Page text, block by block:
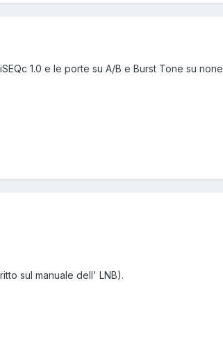
1.0 e le porte su A/B e Burst Tone su none
sul manuale dell' LNB).